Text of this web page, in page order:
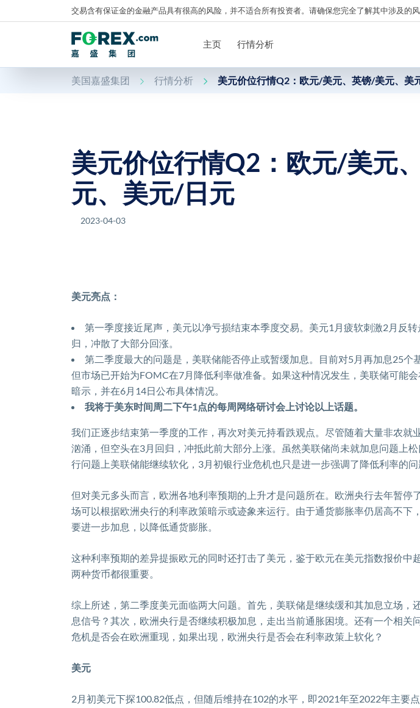
交易含有保证金的金融产品具有很高的风险，并不适合所有投资者。请确保您完全了解其中涉及的
主页 行情分析
美国嘉盛集团 行情分析 美元价位行情Q2：欧元/美元、英镑/美元、美
美元价位行情Q2：欧元/美元
元、美元/日元
2023-04-03
美元亮点：
第一季度接近尾声，美元以净亏损结束本季度交易。美元1 月疲软刺激2月反
归，冲散了大部分回涨。
第二季度最大的问题是，美联储能否停止或暂缓加息。目前对5月再加息25个
但市场已开始为FOMC在7月降低利率做准备。如果这种情况发生，美联储可能会
暗示，并在6月 14日公布具体情况。
我将于美东时间周二下午1点的每周网络研讨会上讨论以上话题。
我们正逐步结束第一季度的工作，再次对美元持看跌观点。尽管随着大量非农就
汹涌，但空头在3月回归，冲抵此前大部分上涨。虽然美联储尚未就加息问题上
行问题上美联储能继续软化， 3月初银行业危机也只是进一步强调了降低利率的问
但对美元多头而言，欧洲各地利率预期的上升才是问题所在。欧洲央行去年暂停
场可以根据欧洲央行的利率政策暗示或迹象来运行。由于通货膨胀率仍居高不下
要进一步加息，以降低通货膨胀。
这种利率预期的差异提振欧元的同时还打击了美元， 鉴于欧元在美元指数报价中
两种货币都很重要。
综上所述，第二季度美元面临两大问题。首先，美联储是继续缓和其加息立场，
息信号？其次，欧洲央行是否继续积极加息，走出当前通胀困境。还有一个相关
危机是否会在欧洲重现，如果出现，欧洲央行是否会在利率政策上软化？
美元
2月初美元下探100.82低点，但随后维持在102的水平，即2021年至2022年主要